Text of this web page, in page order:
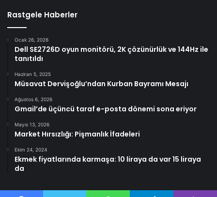
Rastgele Haberler
Ocak 26, 2026
Dell SE2726D oyun monitörü, 2K çözünürlük ve 144Hz ile
tanıtıldı
Haziran 5, 2025
Müsavat Dervişoğlu’ndan Kurban Bayramı Mesajı
Ağustos 6, 2026
Gmail’de üçüncü taraf e-posta dönemi sona eriyor
Mayıs 13, 2026
Market Hırsızlığı: Pişmanlık İfadeleri
Ekim 24, 2024
Ekmek fiyatlarında karmaşa: 10 liraya da var 15 liraya
da